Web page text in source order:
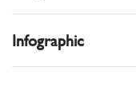
Infographic